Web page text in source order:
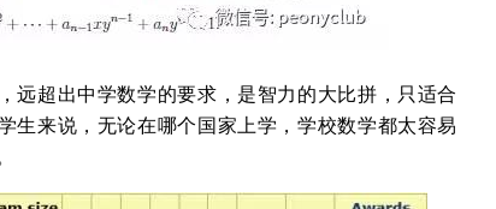
远超出中学数学的要求，是智力的大比拼，只适合
生来说，无论在哪个国家上学，学校数学都太容易